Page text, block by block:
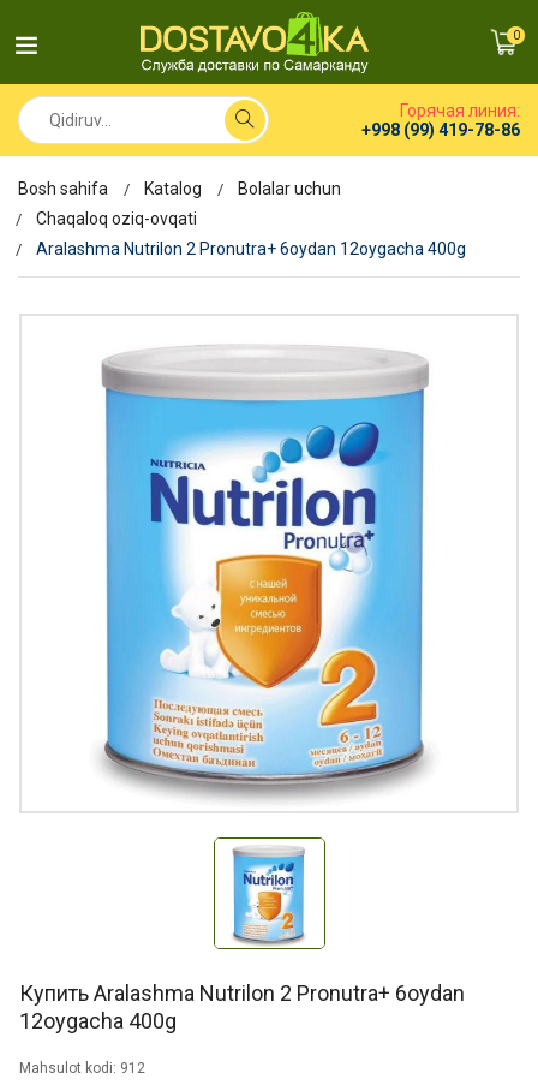
0
Горячая линия:
+998 (99) 419-78-86
Bosh sahifa Katalog
Bolalar uchun
Chaqaloq oziq-ovqati
Aralashma Nutrilon 2 Pronutra+ 6oydan 12oygacha 400g
Купить Aralashma Nutrilon 2 Pronutra+ 6oydan
12oygacha 400g
Mahsulot kodi: 912